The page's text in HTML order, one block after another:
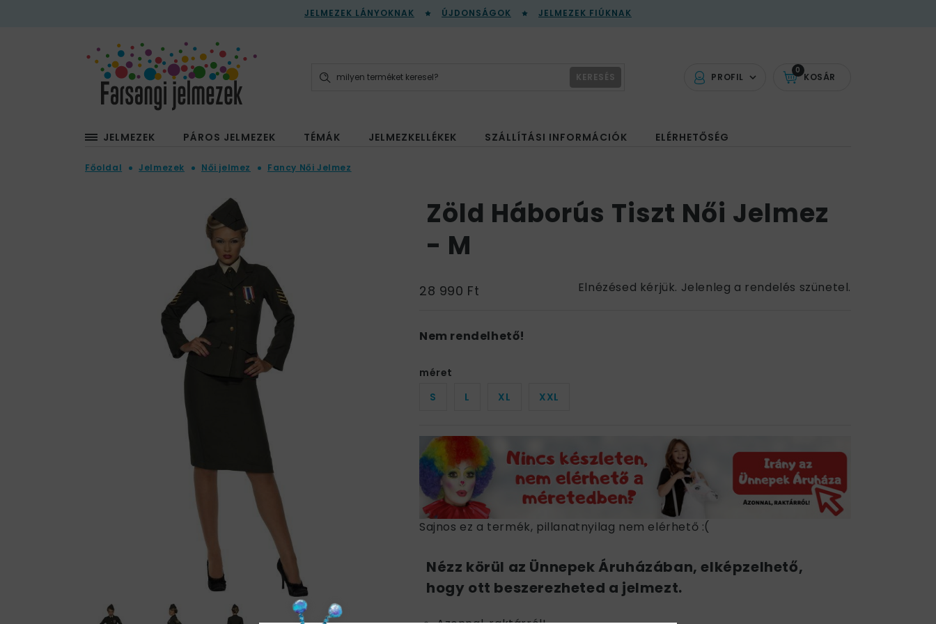
JELMEZEK LÁNYOKNAK ÚJDONSÁGOK JELMEZEK FIÚKNAK
PROFIL KOSÁR
0
KERESÉS
JELMEZEK PÁROS JELMEZEK TÉMÁK JELMEZKELLÉKEK SZÁLLÍTÁSI INFORMÁCIÓK ELÉRHETŐSÉG
Főoldal Jelmezek Női jelmez Fancy Női Jelmez
Zöld Háborús Tiszt Női Jelmez
- M
28 990 Ft Elnézésed kérjük. Jelenleg a rendelés szünetel.
Nem rendelhető!
méret
S
L XL XXL
Sajnos ez a termék, pillanatnyilag nem elérhető :(
Nézz körül az Ünnepek Áruházában, elképzelhető,
hogy ott beszerezheted a jelmezt.